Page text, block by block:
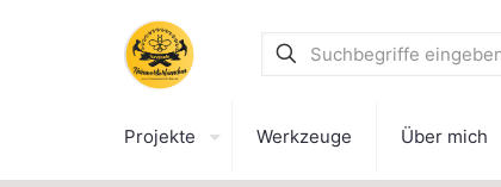
Projekte Werkzeuge Über mich